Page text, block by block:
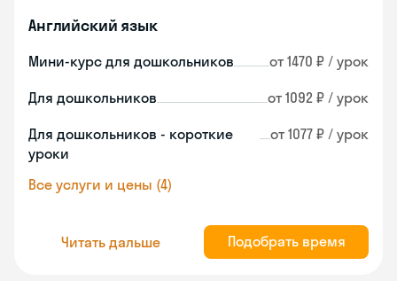
Английский язык
Мини-курс для дошкольников от 1470 ₽ / урок
Для дошкольников от 1092 ₽ / урок
Для дошкольников - короткие
уроки
от 1077 ₽ / урок
Все услуги и цены (4)
Читать дальше Подобрать время